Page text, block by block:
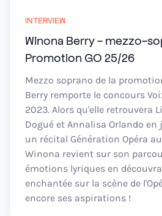
INTERVIEW
Winona Berry - mezzo-
Promotion GO 25/26
Mezzo soprano de la
Berry remporte le concours
2023. Alors qu'elle retrouvera
Dogué et Annalisa Orlando
un récital Génération Opéra
Winona revient sur son
émotions lyriques en
enchantée sur la scène de
encore ses aspirations !